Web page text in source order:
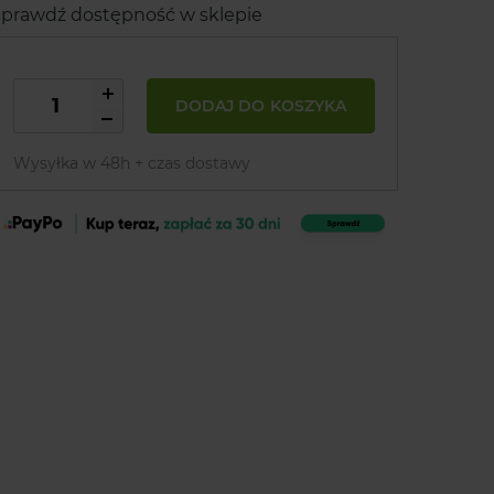
dostępność w sklepie
DODAJ DO KOSZYKA
Wysyłka w 48h + czas dostawy